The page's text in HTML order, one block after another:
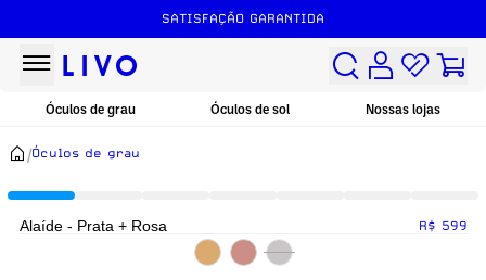
SATISFAÇÃO GARANTIDA
Óculos de grau Óculos de sol Nossas lojas
/Óculos de grau
Alaíde - Prata + Rosa R$ 599